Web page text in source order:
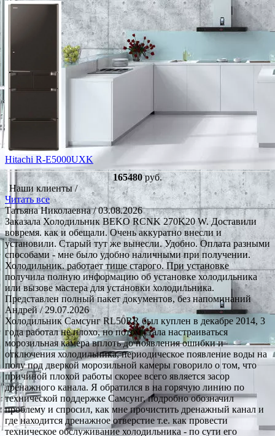
Hitachi R-E5000UXK
165480руб.
Наши клиенты /
Читать все
Татьяна Николаевна/ 03.08.2026
Заказала Холодильник BEKO RCNK 270K20 W. Доставили
вовремя. как и обещали. Очень аккуратно внесли и
установили. Старый тут же вынесли. Удобно. Оплата разными
способами - мне было удобно наличными при получении.
Холодильник. работает тише старого. При установке
получила полную информацию об установке холодильника
или вызове мастера для установки холодильника.
Представлен полный пакет документов, без напоминаний
Андрей/ 29.07.2026
Холодильник Самсунг RL50RR был куплен в декабре 2014, 3
года работал не плохо, но потом стала настраиваться
морозильная камера вплоть до появления ошибки и
отключения холодильника, периодическое появление воды на
полу под дверкой морозильной камеры говорило о том, что
причиной плохой работы скорее всего является засор
дренажного канала. Я обратился в на горячую линию по
технической поддержке Самсунг, подробно обозначил
проблему и спросил, как мне прочистить дренажный канал и
где находится дренажное отверстие т.е. как провести
техническое обслуживание холодильника - по сути его